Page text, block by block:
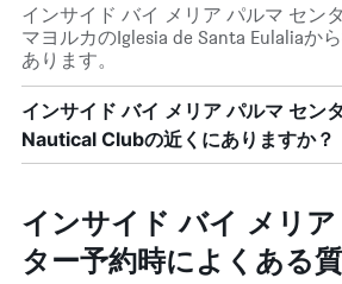
インサイド バイ メリア パルマ セン
マヨルカのIglesia de Santa Eulaliaか
あります。
インサイド バイ メリア パルマ セン
Nautical Clubの近くにありますか？
インサイド バイ メリ
ター予約時によくある